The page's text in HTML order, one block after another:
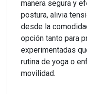
manera segura y
postura, alivia
desde la
opción tanto para
experimentadas
rutina de yoga o
movilidad.